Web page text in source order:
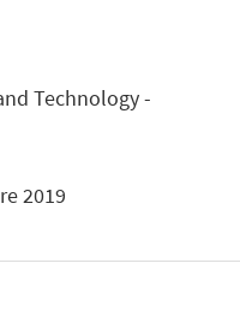
Technology -
2019